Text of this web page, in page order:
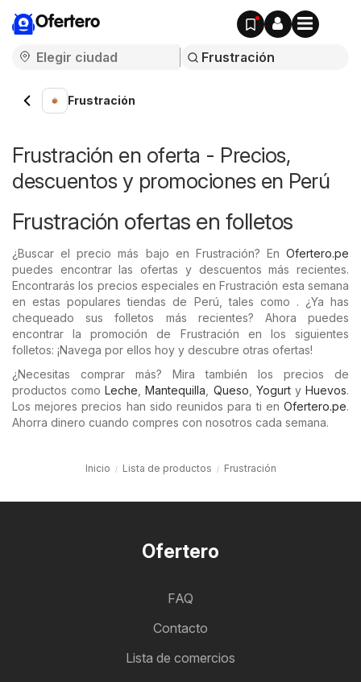
Ofertero
Frustración
Frustración en oferta - Precios,
descuentos y promociones en Perú
Frustración ofertas en folletos
¿Buscar el precio más bajo en Frustración? En Ofertero.pe
puedes encontrar las ofertas y descuentos más recientes.
Encontrarás los precios especiales en Frustración esta semana
en estas populares tiendas de Perú, tales como . ¿Ya has
chequeado sus folletos más recientes? Ahora puedes
encontrar la promoción de Frustración en los siguientes
folletos: ¡Navega por ellos hoy y descubre otras ofertas!
¿Necesitas comprar más? Mira también los precios de
productos comoLeche ,Mantequilla Queso YogurtyHuevos.
Los mejores precios han sido reunidos para ti en Ofertero.pe.
Ahorra dinero cuando compres con nosotros cada semana.
Inicio Lista de productos Frustración
Ofertero
FAQ
Contacto
Lista de comercios